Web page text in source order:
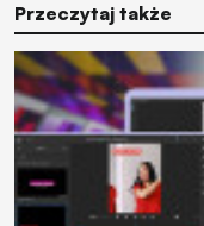
Przeczytaj także